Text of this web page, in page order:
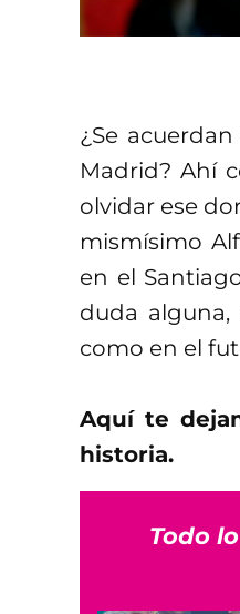
¿Se
Madrid? Ahí
olvidar ese
mismísimo
en el
duda
como en el
Aquí te
historia.
Todo